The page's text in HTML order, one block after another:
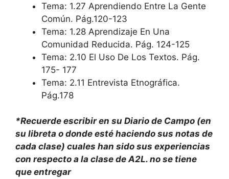
Tema: 1.27 Aprendiendo Entre La Gente
Común. Pág.120-123
Tema: 1.28 Aprendizaje En Una
Comunidad Reducida. Pág. 124-125
Tema: 2.10 El Uso De Los Textos. Pág.
175- 177
Tema: 2.11 Entrevista Etnográfica.
Pág.178
*Recuerde escribir en su Diario de Campo (en
su libreta o donde esté haciendo sus notas de
cada clase) cuales han sido sus experiencias
con respecto a la clase de A2L. no se tiene
que entregar